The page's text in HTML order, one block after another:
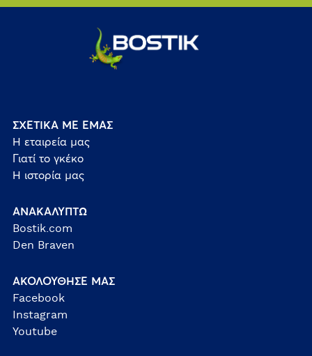
ΣΧΕΤΙΚΑ ΜΕ ΕΜΑΣ
Η εταιρεία μας
Γιατί το γκέκο
Η ιστορία μας
ΑΝΑΚΑΛΥΠΤΩ
Bostik.com
Den Braven
ΑΚΟΛΟΥΘΗΣΕ ΜΑΣ
Facebook
Instagram
Youtube